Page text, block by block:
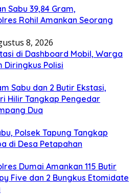
Sabu 39,84 Gram,
Rohil Amankan Seorang
8, 2026
di Dashboard Mobil, Warga
Diringkus Polisi
Sabu dan 2 Butir Ekstasi,
Hilir Tangkap Pengedar
Dua
Polsek Tapung Tangkap
di Desa Petapahan
Dumai Amankan 115 Butir
Five dan 2 Bungkus Etomidate